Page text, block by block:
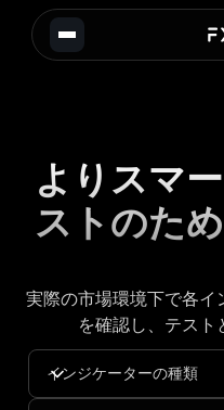
よりスマ
ストのた
実際の市場環境下で各イ
を確認し、テスト
インジケーターの種類